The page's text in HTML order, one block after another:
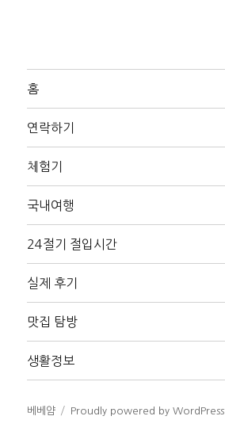
홈
연락하기
체험기
국내여행
24절기 절입시간
실제 후기
맛집 탐방
생활정보
베베얌 Proudly powered by WordPress